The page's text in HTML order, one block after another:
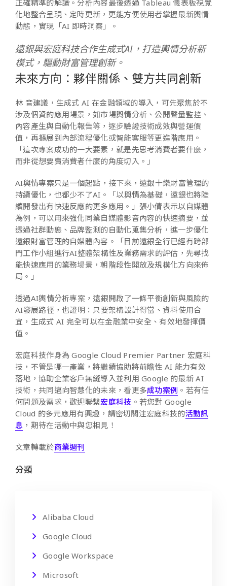
正確精準的解讀。分析內容最後透過 Tableau 儀表板視覺
化地整合呈現、定時更新，更能方便使用者掌握最新輿情
動態，實現「AI 即時洞察」。
遠銀與宏庭科技合作生成式AI，打造輿情分析新
模式，驅動財富管理創新。
未來方向：夥伴關係、雙方共同創新
林 音建議，生成式 AI 在金融領域的導入，可先聚焦於不
涉及個資的應用場景，如市場輿情分析、公開聲量監控、
內容產生與自動化報告等，逐步驗證技術成效與營運價
值，再擴展到內部流程優化或智能客服等更進階應用。
「這次專案成功的一大要素，就是先思考消費者要什麼，
而非從想要賣消費者什麼的角度切入。」
AI輿情專案只是一個起點，接下來，遠銀十樂財富管理的
持續優化，也都少不了AI。「以輿情為基礎，遠銀也將陸
續開發出有快速反應的更多應用。」張小倩表示以自媒體
為例，可以用來強化同業自媒體影音內容的快速摘要，並
透過社群動態、品牌監測的自動化蒐集分析，進一步優化
遠銀財富管理的自媒體內容。「目前遠銀全行已經有跨部
門工作小組進行AI整體架構性及業務需求的評估，先尋找
能快速應用的業務場景，朝階段性開放及規模化方向來佈
局。」
透過AI輿情分析專案，遠銀開啟了一條平衡創新與風險的
AI發展路徑，也證明：只要架構設計得當、資料使用合
宜，生成式 AI 完全可以在金融業中安全、有效地發揮價
值。
宏庭科技作身為 Google Cloud Premier Partner 宏庭科
技，不管是哪一產業，將繼續協助將前瞻性 AI 能力有效
落地，協助企業客戶無縫導入並利用 Google 的最新 AI
技術，共同邁向智慧化的未來，看更多成功案例 。若有任
何問題及需求，歡迎聯繫宏庭科技 。若您對 Google
Cloud 的多元應用有興趣，請密切關注宏庭科技的活動訊
息 ，期待在活動中與您相見！
文章轉載於商業週刊
分類
Alibaba Cloud
Google Cloud
Google Workspace
Microsoft